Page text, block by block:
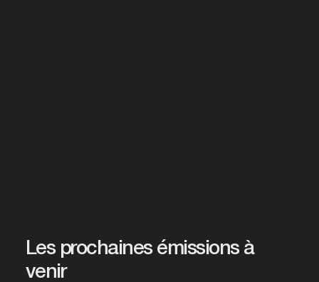
Les prochaines émissions à
venir